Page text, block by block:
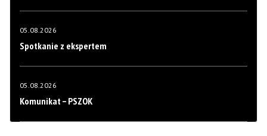
05.08.2026
Spotkanie z ekspertem
05.08.2026
Komunikat – PSZOK